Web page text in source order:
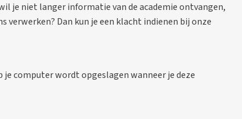
je niet langer informatie van de academie ontvangen,
verwerken? Dan kun je een klacht indienen bij onze
computer wordt opgeslagen wanneer je deze